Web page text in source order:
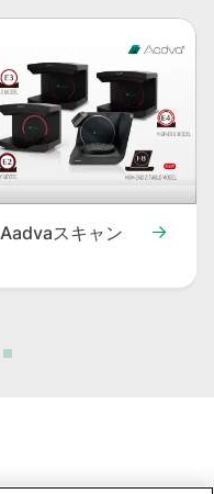
Aadvaスキャン